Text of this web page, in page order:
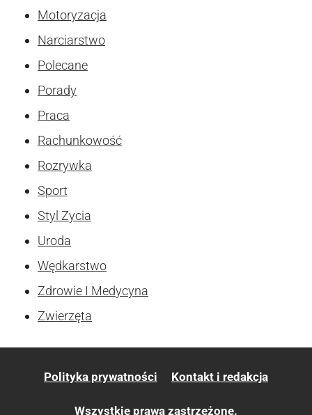
Motoryzacja
Narciarstwo
Polecane
Porady
Praca
Rachunkowość
Rozrywka
Sport
Styl Zycia
Uroda
Wędkarstwo
Zdrowie I Medycyna
Zwierzęta
Polityka prywatności Kontakt i redakcja
Wszystkie prawa zastrzeżone.